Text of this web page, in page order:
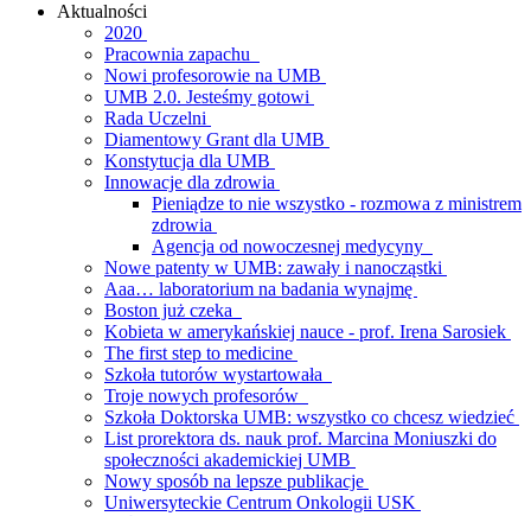
Aktualności
2020
Pracownia zapachu
Nowi profesorowie na UMB
UMB 2.0. Jesteśmy gotowi
Rada Uczelni
Diamentowy Grant dla UMB
Konstytucja dla UMB
Innowacje dla zdrowia
Pieniądze to nie wszystko - rozmowa z ministrem
zdrowia
Agencja od nowoczesnej medycyny
Nowe patenty w UMB: zawały i nanocząstki
Aaa… laboratorium na badania wynajmę
Boston już czeka
Kobieta w amerykańskiej nauce - prof. Irena Sarosiek
The first step to medicine
Szkoła tutorów wystartowała
Troje nowych profesorów
Szkoła Doktorska UMB: wszystko co chcesz wiedzieć
List prorektora ds. nauk prof. Marcina Moniuszki do
społeczności akademickiej UMB
Nowy sposób na lepsze publikacje
Uniwersyteckie Centrum Onkologii USK